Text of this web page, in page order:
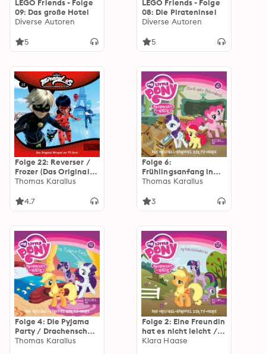
LEGO Friends - Folge
09: Das große Hotel
Diverse Autoren
5
LEGO Friends - Folge
08: Die Pirateninsel
Diverse Autoren
5
Folge 22: Reverser /
Frozer (Das Original-
Hörspiel zur TV-Serie)
Thomas Karallus
4.7
Folge 6:
Frühlingsanfang in
Ponyville / Etwas
Original-Hörspiel zur
Thomas Karallus
3
Folge 4: Die Pyjama
Party / Drachenscheu
(Das Original-Hörspiel
Thomas Karallus
Folge 2: Eine Freundin
hat es nicht leicht /
Apfelschüttelernte
Klara Haase